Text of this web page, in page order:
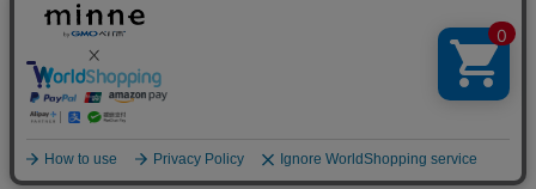
実在証明・盗聴対策
サイバー攻撃対策（GMO Flatt Security）
セキュリティ事業の軌跡